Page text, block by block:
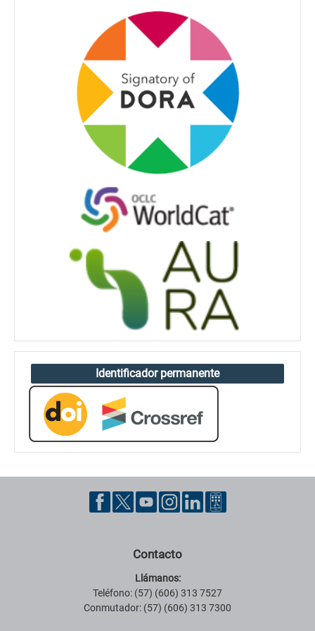
Identificador permanente
Contacto
Llámanos:
Teléfono: (57) (606) 313 7527
Conmutador: (57) (606) 313 7300